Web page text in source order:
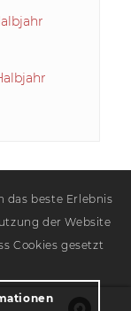
das beste Erlebnis
der Website
Cookies gesetzt